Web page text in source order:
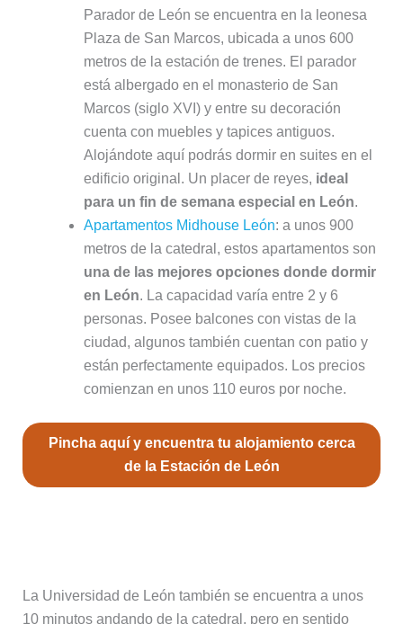
Parador de León se encuentra en la leonesa
Plaza de San Marcos, ubicada a unos 600
metros de la estación de trenes. El parador
está albergado en el monasterio de San
Marcos (siglo XVI) y entre su decoración
cuenta con muebles y tapices antiguos.
Alojándote aquí podrás dormir en suites en el
edificio original. Un placer de reyes, ideal
para un fin de semana especial en León.
Apartamentos Midhouse León: a unos 900
metros de la catedral, estos apartamentos son
una de las mejores opciones donde dormir
en León. La capacidad varía entre 2 y 6
personas. Posee balcones con vistas de la
ciudad, algunos también cuentan con patio y
están perfectamente equipados. Los precios
comienzan en unos 110 euros por noche.
Pincha aquí y encuentra tu alojamiento cerca
de la Estación de León
La Universidad de León también se encuentra a unos
10 minutos andando de la catedral, pero en sentido